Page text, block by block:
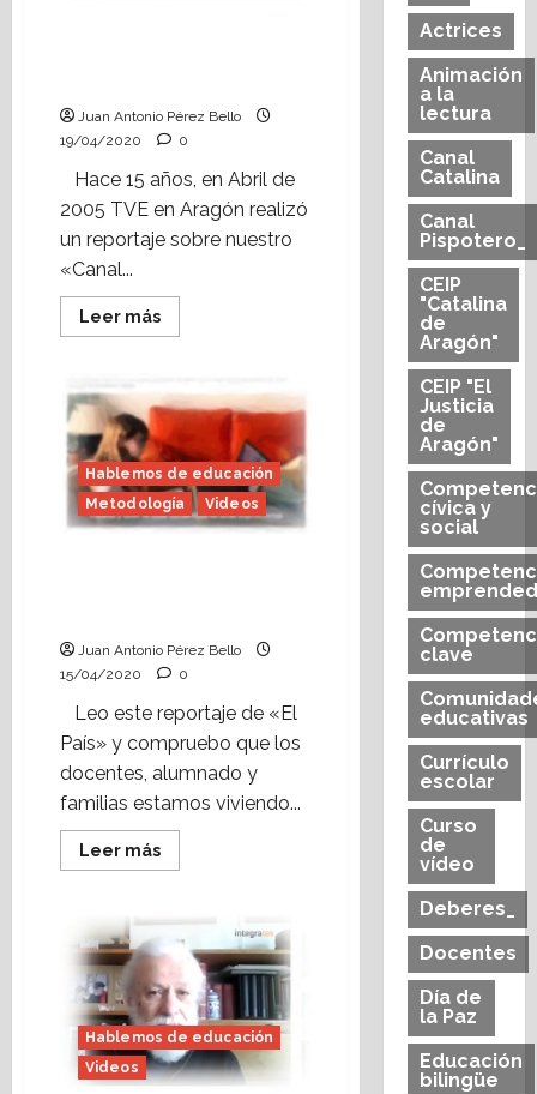
Juan Antonio Pérez Bello
19/04/2020
0
Hace 15 años, en Abril de
2005 TVE en Aragón realizó
un reportaje sobre nuestro
«Canal...
Leer másLeer
más
de
TVE
sobre
«Canal
Pispotero»
(abril,
2005).
Hablemos de educación
Metodología
Videos
Juan Antonio Pérez Bello
15/04/2020
0
Leo este reportaje de «El
País» y compruebo que los
docentes, alumnado y
familias estamos viviendo...
Leer másLeer
más
Así
«dado
clase»
los
docentes
durante
el
confinamiento
Hablemos de educación
Videos
Actrices
Animación
a la
lectura
Canal
Catalina
Canal
Pispotero_
CEIP
"Catalina
de
Aragón"
CEIP "El
Justicia
de
Aragón"
cívica y
social
clave
educativas
Currículo
escolar
Curso
de
vídeo
Deberes_
Docentes
Día de
la Paz
Educación
bilingüe